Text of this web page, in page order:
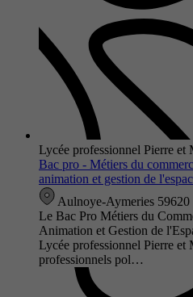
Lycée professionnel Pierre et
Bac pro - Métiers du
animation et gestion de
Aulnoye-Aymeries 59620
Le Bac Pro Métiers du
Animation et Gestion de
Lycée professionnel Pierre et
professionnels pol…